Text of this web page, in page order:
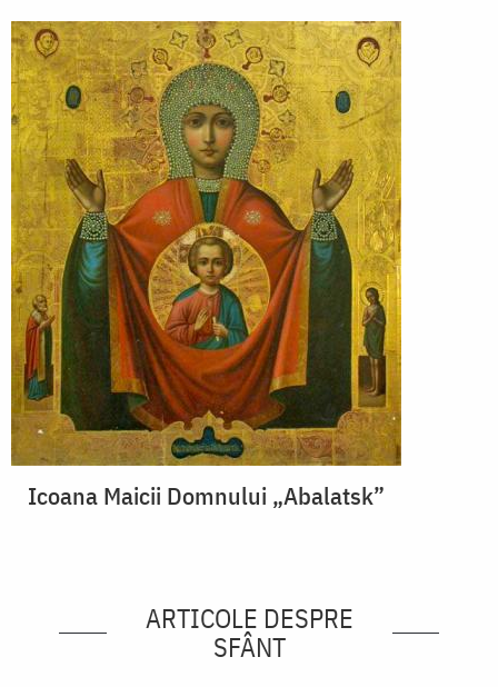
Icoana Maicii Domnului „Abalatsk”
ARTICOLE DESPRE
SFÂNT